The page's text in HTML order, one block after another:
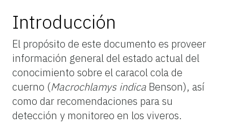
Introducción
El propósito de este documento es proveer
información general del estado actual del
conocimiento sobre el caracol cola de
cuerno (Macrochlamys indica Benson), así
como dar recomendaciones para su
detección y monitoreo en los viveros.